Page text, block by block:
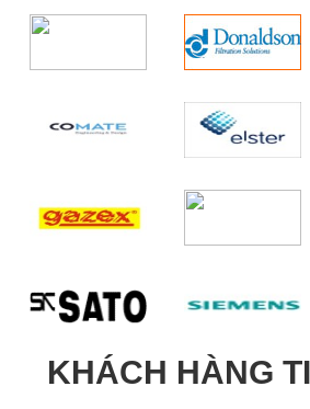
KHÁCH HÀNG